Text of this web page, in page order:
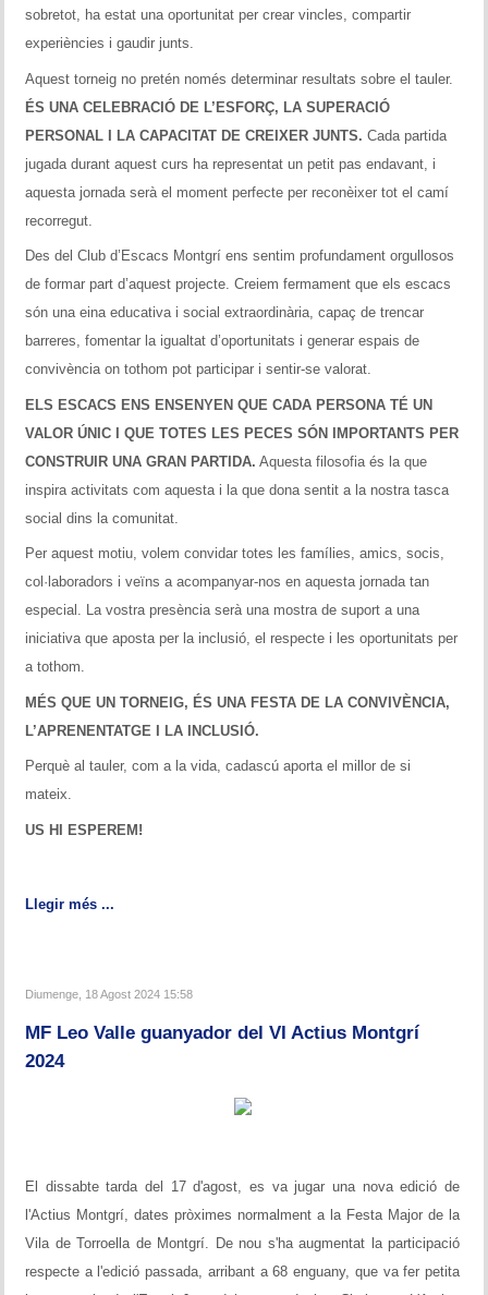
sobretot, ha estat una oportunitat per crear vincles, compartir
experiències i gaudir junts.
Aquest torneig no pretén només determinar resultats sobre el tauler.
ÉS UNA CELEBRACIÓ DE L’ESFORÇ, LA SUPERACIÓ
PERSONAL I LA CAPACITAT DE CREIXER JUNTS. Cada partida
jugada durant aquest curs ha representat un petit pas endavant, i
aquesta jornada serà el moment perfecte per reconèixer tot el camí
recorregut.
Des del Club d’Escacs Montgrí ens sentim profundament orgullosos
de formar part d’aquest projecte. Creiem fermament que els escacs
són una eina educativa i social extraordinària, capaç de trencar
barreres, fomentar la igualtat d’oportunitats i generar espais de
convivència on tothom pot participar i sentir-se valorat.
ELS ESCACS ENS ENSENYEN QUE CADA PERSONA TÉ UN
VALOR ÚNIC I QUE TOTES LES PECES SÓN IMPORTANTS PER
CONSTRUIR UNA GRAN PARTIDA. Aquesta filosofia és la que
inspira activitats com aquesta i la que dona sentit a la nostra tasca
social dins la comunitat.
Per aquest motiu, volem convidar totes les famílies, amics, socis,
col·laboradors i veïns a acompanyar-nos en aquesta jornada tan
especial. La vostra presència serà una mostra de suport a una
iniciativa que aposta per la inclusió, el respecte i les oportunitats per
a tothom.
MÉS QUE UN TORNEIG, ÉS UNA FESTA DE LA CONVIVÈNCIA,
L’APRENENTATGE I LA INCLUSIÓ.
Perquè al tauler, com a la vida, cadascú aporta el millor de si
mateix.
US HI ESPEREM!
Llegir més ...
Diumenge, 18 Agost 2024 15:58
MF Leo Valle guanyador del VI Actius Montgrí
2024
El dissabte tarda del 17 d'agost, es va jugar una nova edició de
l'Actius Montgrí, dates pròximes normalment a la Festa Major de la
Vila de Torroella de Montgrí. De nou s'ha augmentat la participació
respecte a l'edició passada, arribant a 68 enguany, que va fer petita